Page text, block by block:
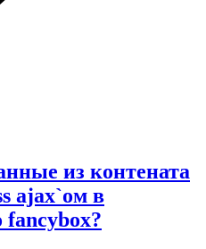
из контената
ajax`ом в
fancybox?